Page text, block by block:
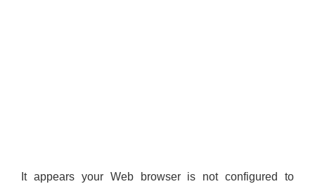
It appears your Web browser is not configured to